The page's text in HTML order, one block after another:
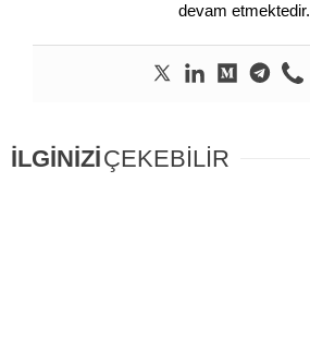
devam etmektedir.
İLGİNİZİÇEKEBİLİR